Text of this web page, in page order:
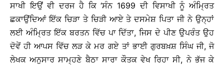
ਸਾਖੀ ਇਉਂ ਵੀ ਦਰਜ ਹੈ ਕਿ ‘ਸੰਨ 1699 ਦੀ ਵਿਸਾਖੀ ਨੂੰ ਅੰਮ੍ਰਿਤ
ਛਕਾਉਂਦਿਆਂ ਇੱਕ ਚਿੜਾ ਤੇ ਚਿੜੀ ਆਏ ਤੇ ਦਸਮੇਸ਼ ਪਿਤਾ ਜੀ ਨੇ ਉਨ੍ਹਾਂ
ਲਈ ਅੰਮ੍ਰਿਤ ਇੱਕ ਬਰਤਨ ਵਿੱਚ ਪਾ ਦਿੱਤਾ, ਜਿਸ ਦੇ ਪੀਣ ਉਪਰੰਤ ਉਹ
ਦੋਵੇਂ ਹੀ ਆਪਸ ਵਿੱਚ ਲੜ ਕੇ ਮਰ ਗਏ ਤਾਂ ਭਾਈ ਗੁਰਬਖ਼ਸ਼ ਸਿੰਘ ਜੀ, ਜੋ
ਲੇਖਕ ਅਨੁਸਾਰ ਸਾਮ੍ਹਣੇ ਬੈਠਾ ਸਾਰਾ ਕੌਤਕ ਵੇਖ ਰਿਹਾ ਸੀ, ਨੇ ਭੱਜ ਕੇ